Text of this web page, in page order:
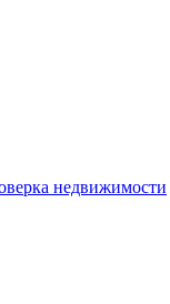
недвижимости